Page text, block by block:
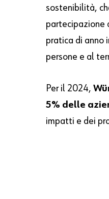
sostenibilità,
partecipazione
pratica di anno
persone e al
Per il 2024,
5% delle
impatti e dei